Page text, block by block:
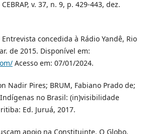
v. 37, n. 9, p. 429-443, dez.
Entrevista concedida à Rádio Yandê, Rio
de 2015. Disponível em:
Acesso em: 07/01/2024.
Nadir Pires; BRUM, Fabiano Prado de;
Indígenas no Brasil: (in)visibilidade
Ed. Juruá, 2017.
apoio na Constituinte. O Globo.